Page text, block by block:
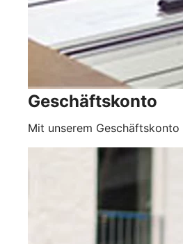
Geschäftskonto
Mit unserem